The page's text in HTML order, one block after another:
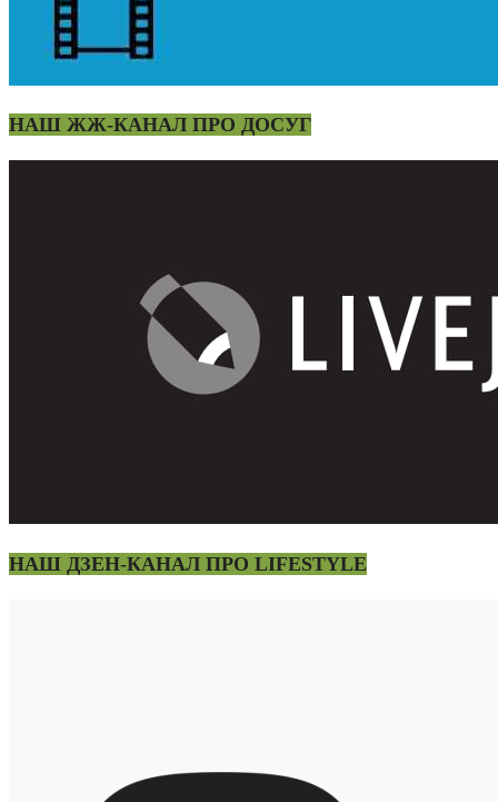
НАШ ЖЖ-КАНАЛ ПРО ДОСУГ
НАШ ДЗЕН-КАНАЛ ПРО LIFESTYLE